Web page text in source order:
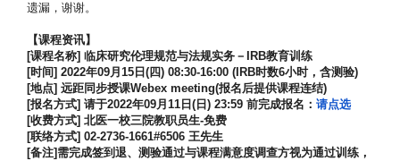
遗漏，谢谢。
【课程资讯】
[课程名称] 临床研究伦理规范与法规实务－IRB教育训练
[时间] 2022年09月15日(四) 08:30-16:00 (IRB时数6小时，含测验)
[地点] 远距同步授课Webex meeting(报名后提供课程连结)
[报名方式] 请于2022年09月11日(日) 23:59 前完成报名： 请点选
[收费方式] 北医一校三院教职员生-免费
[联络方式] 02-2736-1661#6506 王先生
[备注] 需完成签到退、 测验通过与课程满意度调查方视为通过训练，